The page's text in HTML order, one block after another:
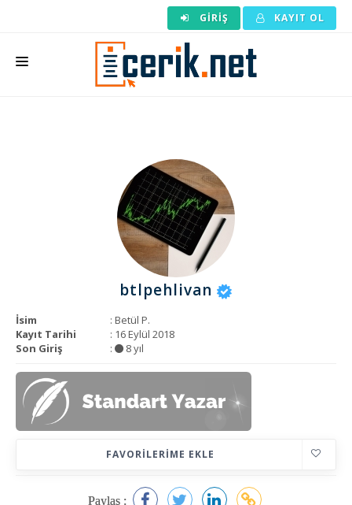
GIRIŞ KAYIT OL
KURUMSAL
btlpehlivan
İsim
: Betül P.
Kayıt Tarihi
: 16 Eylül 2018
Son Giriş
: 8 yıl
FAVORILERIME EKLE
Paylaş :